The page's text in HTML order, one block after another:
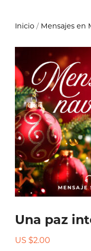
Inicio / Mensajes en
Una paz
US $2.00